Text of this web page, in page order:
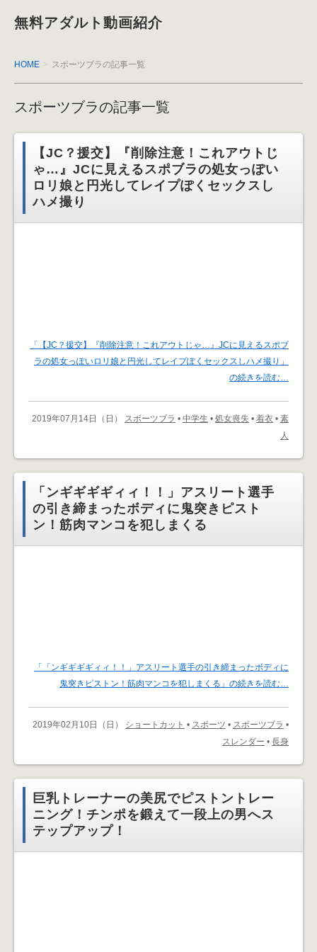
無料アダルト動画紹介
HOME スポーツブラの記事一覧
スポーツブラの記事一覧
【JC？援交】『削除注意！これアウトじ
ゃ…』JCに見えるスポブラの処女っぽい
ロリ娘と円光してレイプぽくセックスし
ハメ撮り
「【JC？援交】『削除注意！これアウトじゃ…』JCに見えるスポブ
ラの処女っぽいロリ娘と円光してレイプぽくセックスしハメ撮り」
の続きを読む…
2019年07月14日（日） スポーツブラ • 中学生 • 処女喪失 • 着衣 • 素
人
「ンギギギギィィ！！」アスリート選手
の引き締まったボディに鬼突きピスト
ン！筋肉マンコを犯しまくる
「「ンギギギギィィ！！」アスリート選手の引き締まったボディに
鬼突きピストン！筋肉マンコを犯しまくる」の続きを読む…
2019年02月10日（日） ショートカット • スポーツ • スポーツブラ •
スレンダー • 長身
巨乳トレーナーの美尻でピストントレー
ニング！チンポを鍛えて一段上の男へス
テップアップ！